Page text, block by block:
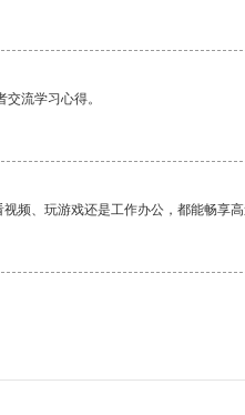
流学习心得。
频、玩游戏还是工作办公，都能畅享